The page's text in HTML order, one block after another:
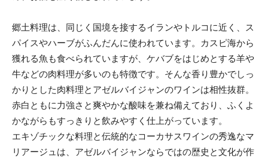
郷土料理は、同じく国境を接するイランやトルコに近く、ス
パイスやハーブがふんだんに使われています。カスピ海から
獲れる魚も食べられていますが、ケバブをはじめとする羊や
牛などの肉料理が多いのも特徴です。そんな香り豊かでしっ
かりとした肉料理とアゼルバイジャンのワインは相性抜群。
赤白ともに力強さと爽やかな酸味を兼ね備えており、ふくよ
かながらもすっきりと飲みやすく仕上がっています。
エキゾチックな料理と伝統的なコーカサスワインの秀逸なマ
リアージュは、アゼルバイジャンならではの歴史と文化が作